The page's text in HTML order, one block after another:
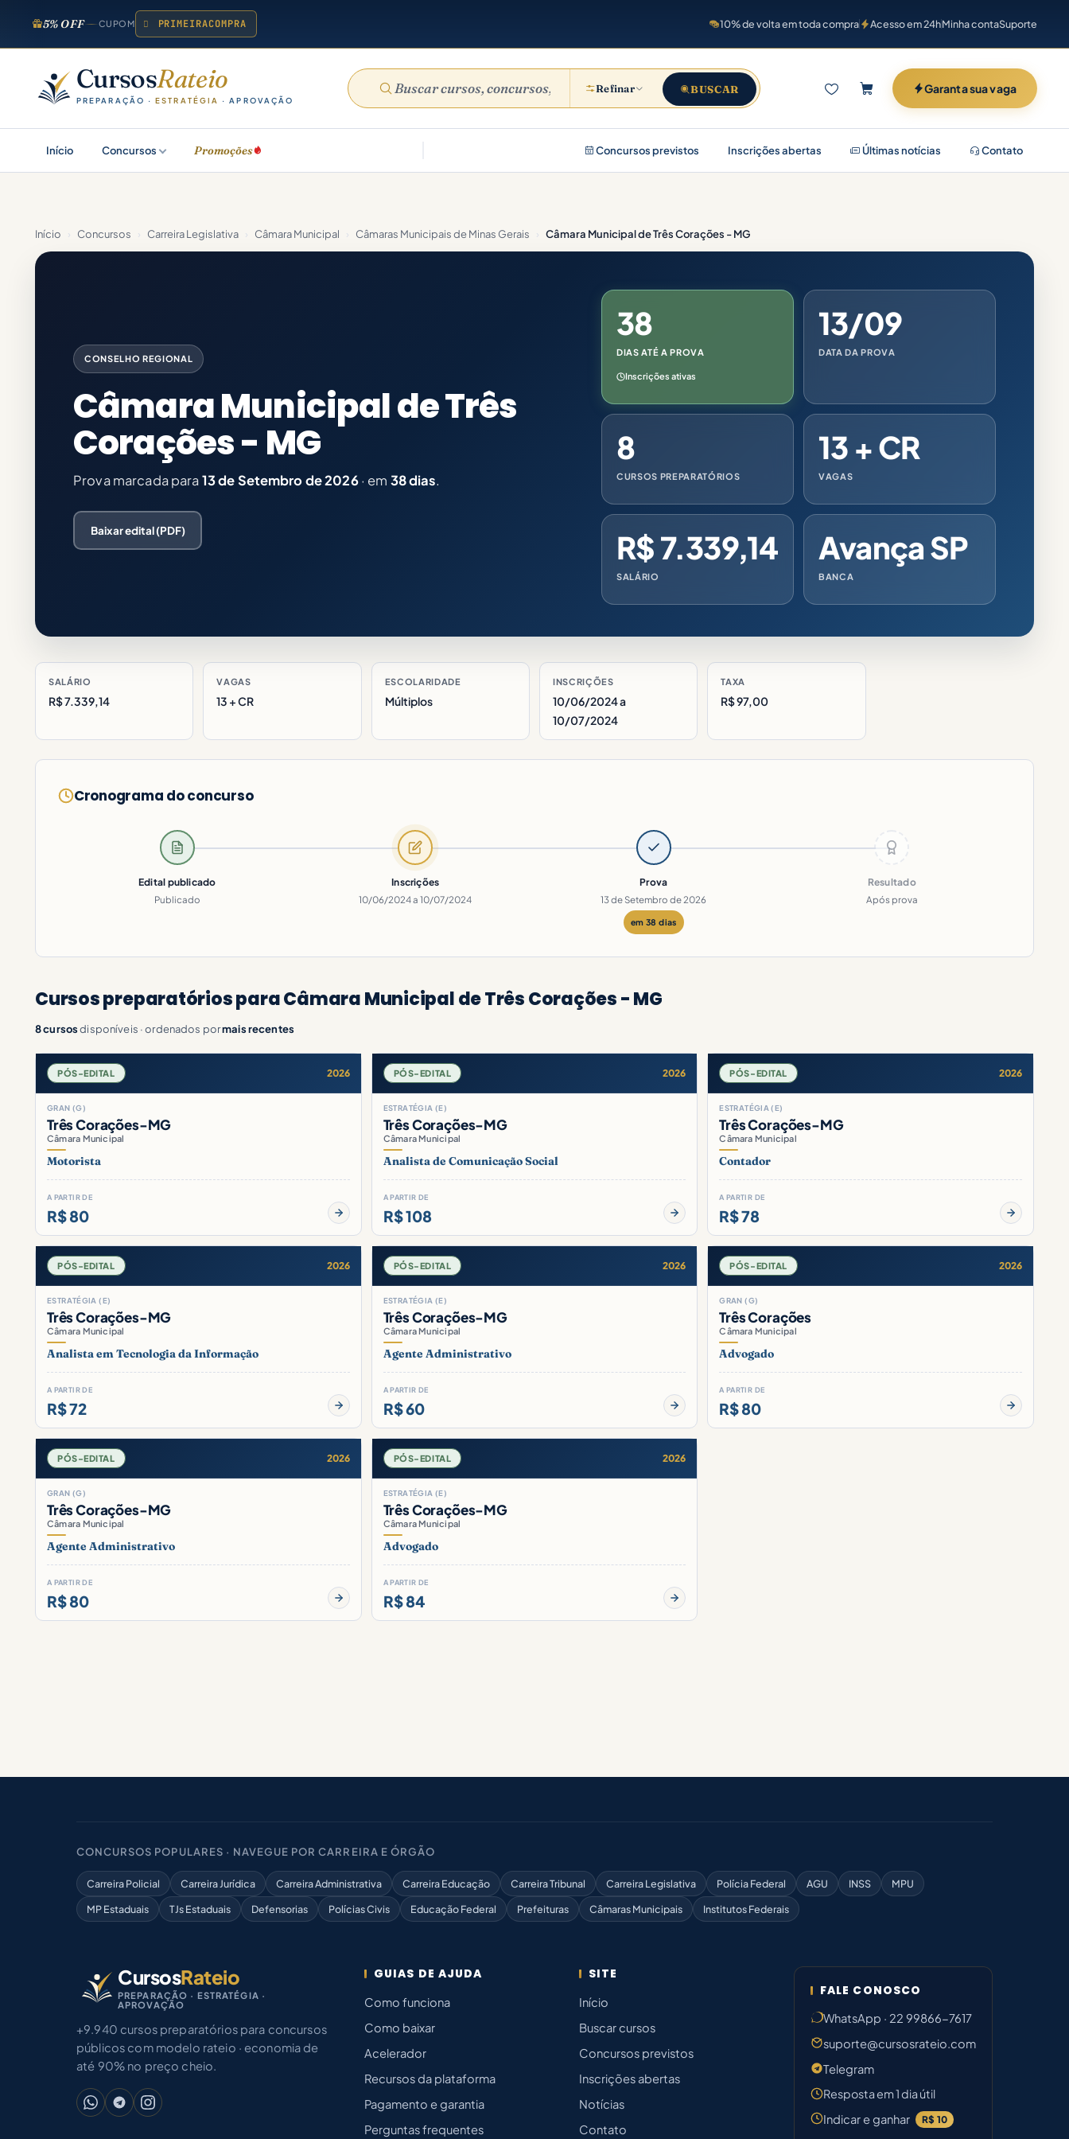
5% OFF CUPOM PRIMEIRACOMPRA 10% de volta em toda compra Acesso em 24hMinha contaSuporte
CursosRateio
PREPARAÇÃO ·ESTRATÉGIA · APROVAÇÃO
Refinar BUSCAR Garanta sua vaga
Início Concursos Promoções Concursos previstos Inscrições abertas Últimas notícias Contato
Início › Concursos › Carreira Legislativa › Câmara Municipal › Câmaras Municipais de Minas Gerais › Câmara Municipal de Três Corações - MG
CONSELHO REGIONAL
Câmara Municipal de Três
Corações - MG
Prova marcada para13 de Setembro de 2026· em 38 dias.
Baixar edital (PDF)
38
DIAS ATÉ A PROVA
Inscrições ativas
13/09
DATA DA PROVA
8
CURSOS PREPARATÓRIOS
13 + CR
VAGAS
R$ 7.339,14
SALÁRIO
Avança SP
BANCA
SALÁRIO
R$ 7.339,14
VAGAS
13 + CR
ESCOLARIDADE
Múltiplos
INSCRIÇÕES
10/06/2024 a
10/07/2024
TAXA
R$ 97,00
Cronograma do concurso
Edital publicado
Publicado
Inscrições
10/06/2024 a 10/07/2024
Prova
13 de Setembro de 2026
em 38 dias
Resultado
Após prova
Cursos preparatórios para Câmara Municipal de Três Corações - MG
8 cursosdisponíveis · ordenados pormais recentes
PÓS-EDITAL 2026
GRAN (G)
Três Corações-MG
Câmara Municipal
Motorista
A PARTIR DE
R$ 80
PÓS-EDITAL 2026
ESTRATÉGIA (E)
Três Corações-MG
Câmara Municipal
Analista de Comunicação Social
A PARTIR DE
R$ 108
PÓS-EDITAL 2026
ESTRATÉGIA (E)
Três Corações-MG
Câmara Municipal
Contador
A PARTIR DE
R$ 78
PÓS-EDITAL 2026
ESTRATÉGIA (E)
Três Corações-MG
Câmara Municipal
Analista em Tecnologia da Informação
A PARTIR DE
R$ 72
PÓS-EDITAL 2026
ESTRATÉGIA (E)
Três Corações-MG
Câmara Municipal
Agente Administrativo
A PARTIR DE
R$ 60
PÓS-EDITAL 2026
GRAN (G)
Três Corações
Câmara Municipal
Advogado
A PARTIR DE
R$ 80
PÓS-EDITAL 2026
GRAN (G)
Três Corações-MG
Câmara Municipal
Agente Administrativo
A PARTIR DE
R$ 80
PÓS-EDITAL 2026
ESTRATÉGIA (E)
Três Corações-MG
Câmara Municipal
Advogado
A PARTIR DE
R$ 84
CONCURSOS POPULARES · NAVEGUE POR CARREIRA E ÓRGÃO
Carreira Policial Carreira Jurídica Carreira Administrativa Carreira Educação Carreira Tribunal Carreira Legislativa Polícia Federal AGU INSS
MPU
MP Estaduais
TJs Estaduais Defensorias Polícias Civis Educação Federal Prefeituras Câmaras Municipais Institutos Federais
CursosRateio
PREPARAÇÃO · ESTRATÉGIA ·
APROVAÇÃO
+9.940 cursos preparatórios para concursos
públicos com modelo rateio · economia de
até 90% no preço cheio.
GUIAS DE AJUDA
Como funciona
Como baixar
Acelerador
Recursos da plataforma
Pagamento e garantia
Perguntas frequentes
SITE
Início
Buscar cursos
Concursos previstos
Inscrições abertas
Notícias
Contato
FALE CONOSCO
WhatsApp · 22 99866-7617
suporte@cursosrateio.com
Telegram
Resposta em 1 dia útil
Indicar e ganhar
R$ 10